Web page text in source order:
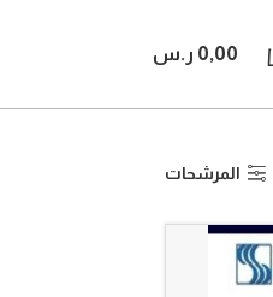
0,00 ر.س
المرشحات